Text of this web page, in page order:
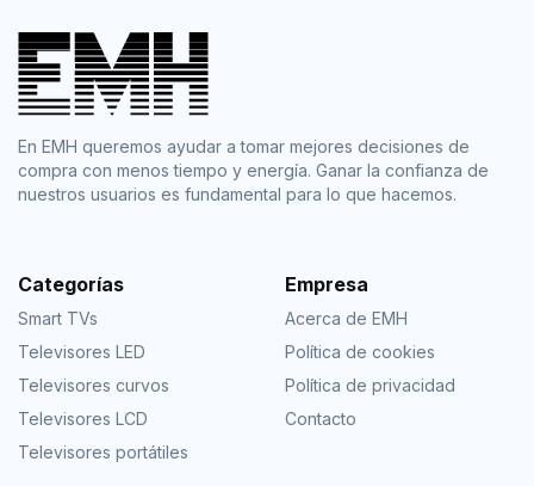
En EMH queremos ayudar a tomar mejores decisiones de
compra con menos tiempo y energía. Ganar la confianza de
nuestros usuarios es fundamental para lo que hacemos.
Categorías
Smart TVs
Televisores LED
Televisores curvos
Televisores LCD
Televisores portátiles
Empresa
Acerca de EMH
Política de cookies
Política de privacidad
Contacto